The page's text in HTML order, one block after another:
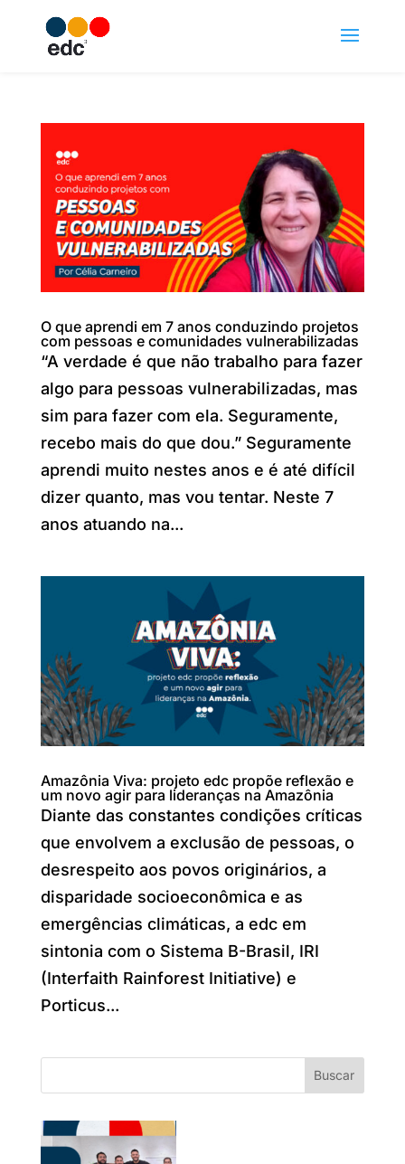
O que aprendi em 7 anos conduzindo projetos
com pessoas e comunidades vulnerabilizadas
“A verdade é que não trabalho para fazer
algo para pessoas vulnerabilizadas, mas
sim para fazer com ela. Seguramente,
recebo mais do que dou.” Seguramente
aprendi muito nestes anos e é até difícil
dizer quanto, mas vou tentar. Neste 7
anos atuando na...
Amazônia Viva: projeto edc propõe reflexão e
um novo agir para lideranças na Amazônia
Diante das constantes condições críticas
que envolvem a exclusão de pessoas, o
desrespeito aos povos originários, a
disparidade socioeconômica e as
emergências climáticas, a edc em
sintonia com o Sistema B-Brasil, IRI
(Interfaith Rainforest Initiative) e
Porticus...
Buscar